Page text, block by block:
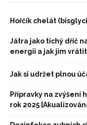
Hořčík chelát
Játra jako tichý dříč
energii a jak jim
Jak si udržet plnou
Přípravky na zvýšení
rok 2025